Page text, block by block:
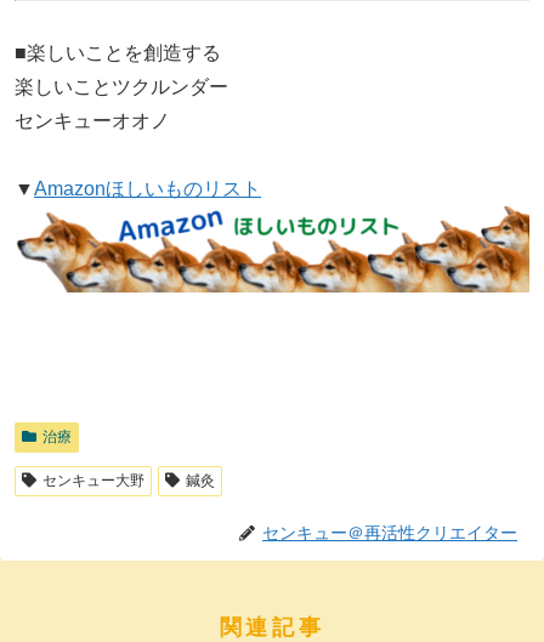
■楽しいことを創造する
楽しいことツクルンダー
センキューオオノ
▼Amazonほしいものリスト
治療
センキュー大野 鍼灸
センキュー＠再活性クリエイター
関連記事